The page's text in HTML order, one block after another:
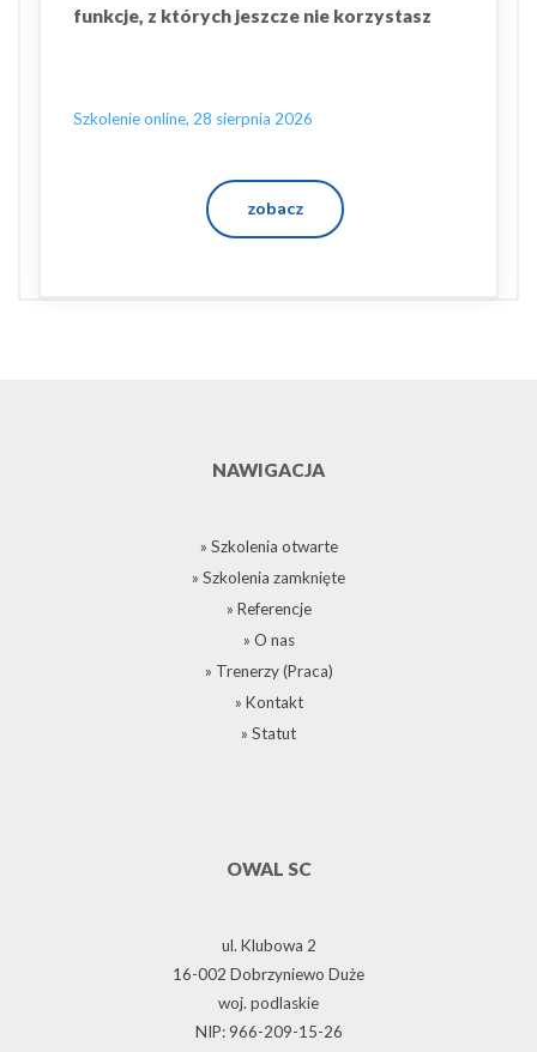
funkcje, z których jeszcze nie korzystasz
Szkolenie online, 28 sierpnia 2026
zobacz
NAWIGACJA
» Szkolenia otwarte
» Szkolenia zamknięte
» Referencje
» O nas
» Trenerzy (Praca)
» Kontakt
» Statut
OWAL SC
ul. Klubowa 2
16-002 Dobrzyniewo Duże
woj. podlaskie
NIP: 966-209-15-26